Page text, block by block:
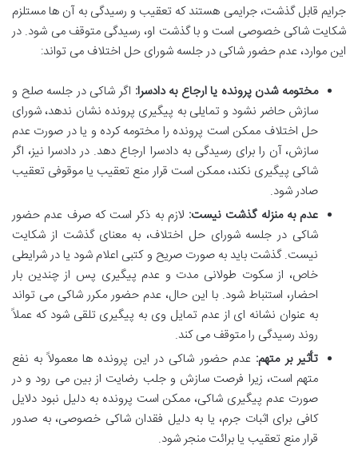
جرایم قابل گذشت، جرایمی هستند که تعقیب و رسیدگی به آن ها مستلزم
شکایت شاکی خصوصی است و با گذشت او، رسیدگی متوقف می شود. در
این موارد، عدم حضور شاکی در جلسه شورای حل اختلاف می تواند:
مختومه شدن پرونده یا ارجاع به دادسرا: اگر شاکی در جلسه صلح و
سازش حاضر نشود و تمایلی به پیگیری پرونده نشان ندهد، شورای
حل اختلاف ممکن است پرونده را مختومه کرده و یا در صورت عدم
سازش، آن را برای رسیدگی به دادسرا ارجاع دهد. در دادسرا نیز، اگر
شاکی پیگیری نکند، ممکن است قرار منع تعقیب یا موقوفی تعقیب
صادر شود.
عدم به منزله گذشت نیست: لازم به ذکر است که صرف عدم حضور
شاکی در جلسه شورای حل اختلاف، به معنای گذشت از شکایت
نیست. گذشت باید به صورت صریح و کتبی اعلام شود یا در شرایطی
خاص، از سکوت طولانی مدت و عدم پیگیری پس از چندین بار
احضار، استنباط شود. با این حال، عدم حضور مکرر شاکی می تواند
به عنوان نشانه ای از عدم تمایل وی به پیگیری تلقی شود که عملاً
روند رسیدگی را متوقف می کند.
تأثیر بر متهم: عدم حضور شاکی در این پرونده ها معمولاً به نفع
متهم است، زیرا فرصت سازش و جلب رضایت از بین می رود و در
صورت عدم پیگیری شاکی، ممکن است پرونده به دلیل نبود دلایل
کافی برای اثبات جرم، یا به دلیل فقدان شاکی خصوصی، به صدور
قرار منع تعقیب یا برائت منجر شود.